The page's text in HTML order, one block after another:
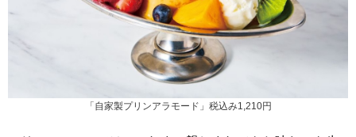
「自家製プリンアラモード」税込み1,210円